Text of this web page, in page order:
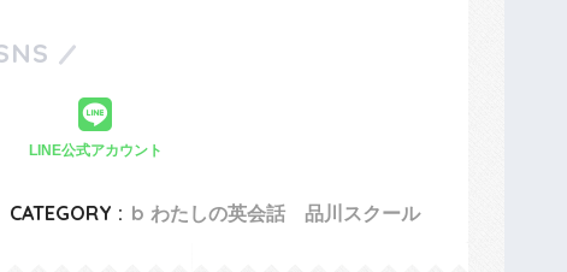
LINE公式アカウント
CATEGORY : b わたしの英会話 品川スクール